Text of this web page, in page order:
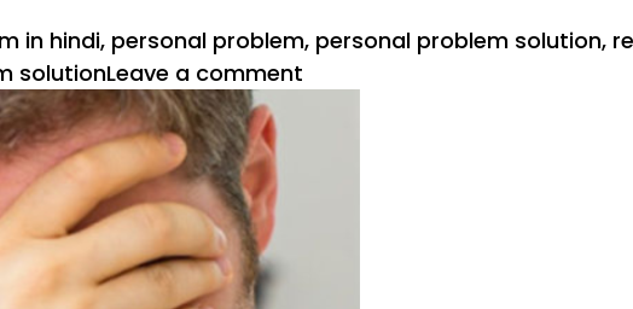
in hindi, personal problem, personal problem solution,
solutionLeave a comment